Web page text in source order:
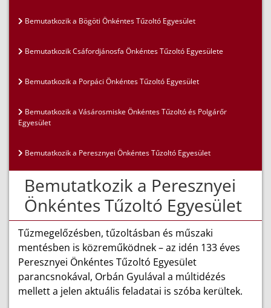
Bemutatkozik a Bögöti Önkéntes Tűzoltó Egyesület
Bemutatkozik Csáfordjánosfa Önkéntes Tűzoltó Egyesülete
Bemutatkozik a Porpáci Önkéntes Tűzoltó Egyesület
Bemutatkozik a Vásárosmiske Önkéntes Tűzoltó és Polgárőr
Egyesület
Bemutatkozik a Peresznyei Önkéntes Tűzoltó Egyesület
Bemutatkozik a Peresznyei
Önkéntes Tűzoltó Egyesület
Tűzmegelőzésben, tűzoltásban és műszaki
mentésben is közreműködnek – az idén 133 éves
Peresznyei Önkéntes Tűzoltó Egyesület
parancsnokával, Orbán Gyulával a múltidézés
mellett a jelen aktuális feladatai is szóba kerültek.